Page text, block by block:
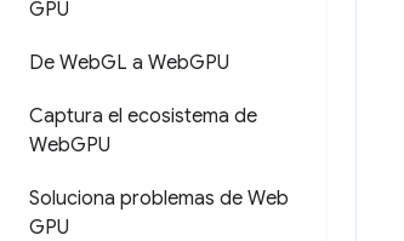
GPU
De WebGL a WebGPU
Captura el ecosistema de
WebGPU
Soluciona problemas de Web
GPU